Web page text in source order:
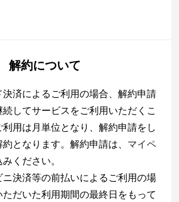
解約について
決済によるご利用の場合、解約申請
してサービスをご利用いただくこ
利用は月単位となり、解約申請をし
となります。解約申請は、 マイペ
ください。
決済等の前払いによるご利用の場
だいた利用期間の最終日をもって